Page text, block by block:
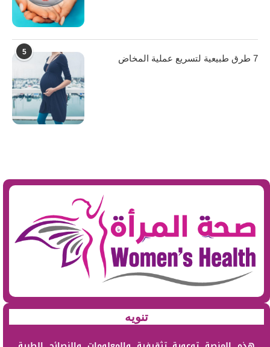
5
7 طرق طبيعية لتسريع عملية المخاض
تنويه